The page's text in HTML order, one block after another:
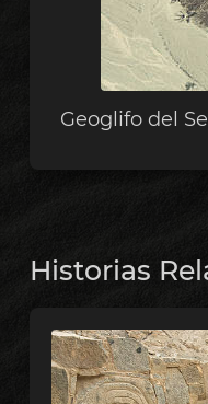
Geoglifo del
Historias